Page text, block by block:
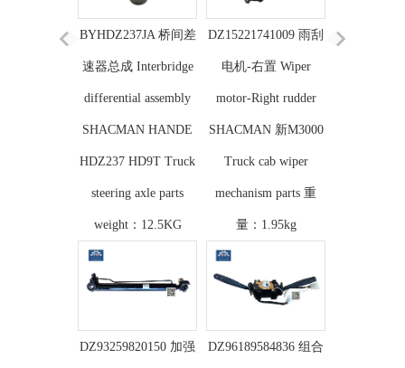
BYHDZ237JA 桥间差
速器总成 Interbridge
differential assembly
SHACMAN HANDE
HDZ237 HD9T Truck
steering axle parts
weight：12.5KG
DZ15221741009 雨刮
电机-右置 Wiper
motor-Right rudder
SHACMAN 新M3000
Truck cab wiper
mechanism parts 重
量：1.95kg
DZ93259820150 加强 DZ96189584836 组合